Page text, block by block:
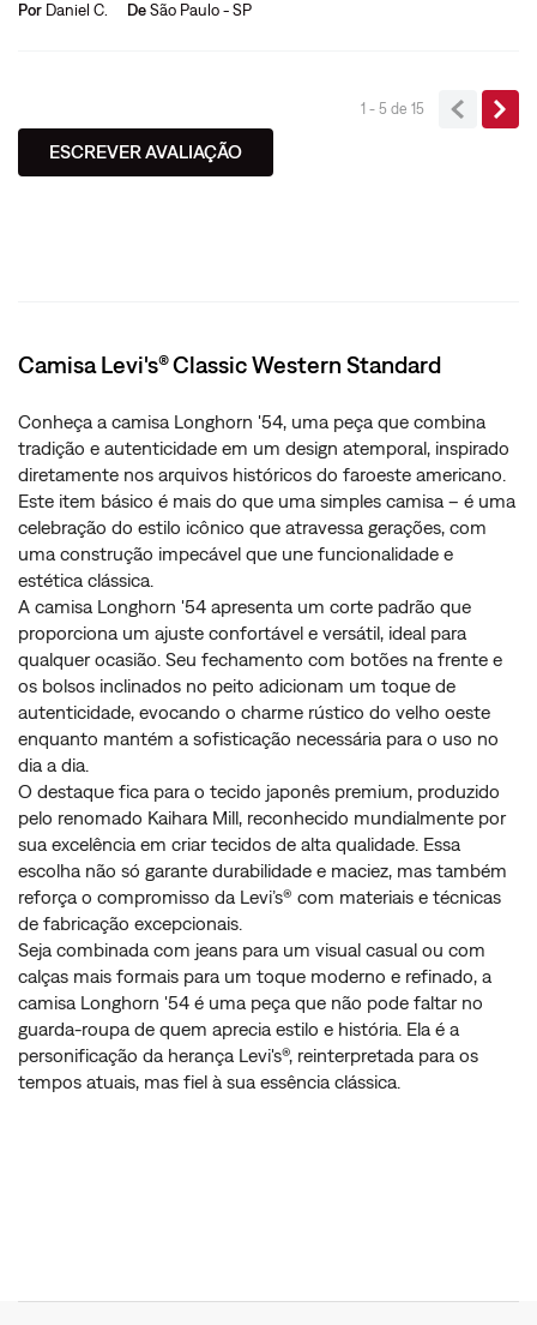
Por Daniel C. DeSão Paulo - SP
1 - 5de 15
ESCREVER AVALIAÇÃO
Camisa Levi's® Classic Western Standard
Conheça a camisa Longhorn '54, uma peça que combina
tradição e autenticidade em um design atemporal, inspirado
diretamente nos arquivos históricos do faroeste americano.
Este item básico é mais do que uma simples camisa – é uma
celebração do estilo icônico que atravessa gerações, com
uma construção impecável que une funcionalidade e
estética clássica.
A camisa Longhorn '54 apresenta um corte padrão que
proporciona um ajuste confortável e versátil, ideal para
qualquer ocasião. Seu fechamento com botões na frente e
os bolsos inclinados no peito adicionam um toque de
autenticidade, evocando o charme rústico do velho oeste
enquanto mantém a sofisticação necessária para o uso no
dia a dia.
O destaque fica para o tecido japonês premium, produzido
pelo renomado Kaihara Mill, reconhecido mundialmente por
sua excelência em criar tecidos de alta qualidade. Essa
escolha não só garante durabilidade e maciez, mas também
reforça o compromisso da Levi’s® com materiais e técnicas
de fabricação excepcionais.
Seja combinada com jeans para um visual casual ou com
calças mais formais para um toque moderno e refinado, a
camisa Longhorn '54 é uma peça que não pode faltar no
guarda-roupa de quem aprecia estilo e história. Ela é a
personificação da herança Levi's®, reinterpretada para os
tempos atuais, mas fiel à sua essência clássica.